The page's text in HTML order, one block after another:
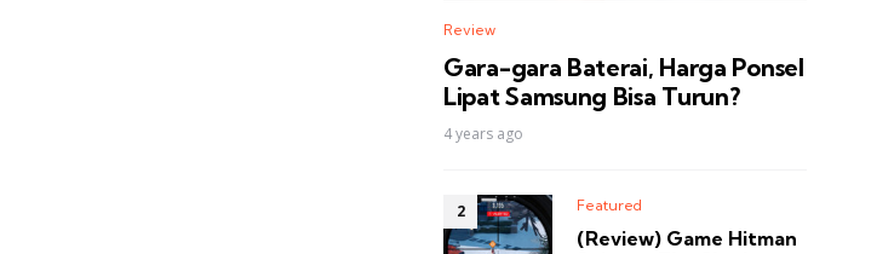
Review
Gara-gara Baterai, Harga Ponsel
Lipat Samsung Bisa Turun?
4 years ago
Featured
(Review) Game Hitman